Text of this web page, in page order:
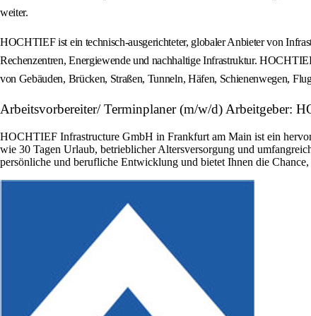
weiter.
HOCHTIEF ist ein technisch-ausgerichteter, globaler Anbieter von
Rechenzentren, Energiewende und nachhaltige Infrastruktur.
von Gebäuden, Brücken, Straßen, Tunneln, Häfen, Schienenwegen,
Arbeitsvorbereiter/ Terminplaner (m/w/d) Arbeitgeber:
HOCHTIEF Infrastructure GmbH in Frankfurt am Main ist ein
wie 30 Tagen Urlaub, betrieblicher Altersversorgung und
persönliche und berufliche Entwicklung und bietet Ihnen die